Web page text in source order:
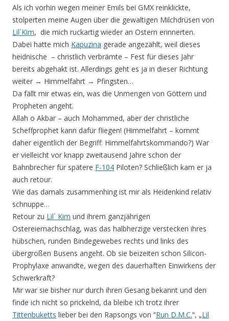
Als ich vorhin wegen meiner Emils bei GMX reinklickte,
stolperten meine Augen über die gewaltigen Milchdrüsen von
Lil´Kim, die mich ruckartig wieder an Ostern erinnerten.
Dabei hatte mich Kapuzina gerade angezählt, weil dieses
heidnische – christlich verbrämte – Fest für dieses Jahr
bereits abgehakt ist. Allerdings geht es ja in dieser Richtung
weiter → Himmelfahrt → Pfingsten…
Da fällt mir etwas ein, was die Unmengen von Göttern und
Propheten angeht.
Allah o Akbar – auch Mohammed, aber der christliche
Scheffprophet kann dafür fliegen! (Himmelfahrt – kommt
daher eigentlich der Begriff: Himmelfahrtskommando?) War
er vielleicht vor knapp zweitausend Jahre schon der
Bahnbrecher für spätere F-104 Piloten? Schließlich kam er ja
auch retour.
Wie das damals zusammenhing ist mir als Heidenkind relativ
schnuppe…
Retour zu Lil´ Kim und ihrem ganzjährigen
Ostereiernachschlag, was das halbherzige verstecken ihres
hübschen, runden Bindegewebes rechts und links des
übergroßen Busens angeht. Ob sie beizeiten schon Silicon-
Prophylaxe anwandte, wegen des dauerhaften Einwirkens der
Schwerkraft?
Mir war sie bisher nur durch ihren Gesang bekannt und den
finde ich nicht so prickelnd, da bleibe ich trotz ihrer
Tittenbuketts lieber bei den Rapsongs von “Run D.M.C.“, „Lil